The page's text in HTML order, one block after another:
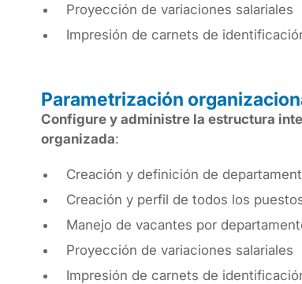
Proyección de variaciones salariales
Impresión de carnets de
Parametrización
Configure y administre la estructura
organizada:
Creación y definición de
Creación y perfil de todos los
Manejo de vacantes por
Proyección de variaciones salariales
Impresión de carnets de